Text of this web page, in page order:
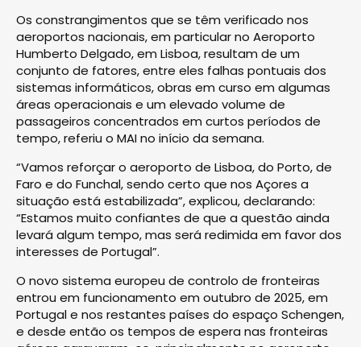
Os constrangimentos que se têm verificado nos
aeroportos nacionais, em particular no Aeroporto
Humberto Delgado, em Lisboa, resultam de um
conjunto de fatores, entre eles falhas pontuais dos
sistemas informáticos, obras em curso em algumas
áreas operacionais e um elevado volume de
passageiros concentrados em curtos períodos de
tempo, referiu o MAI no início da semana.
“Vamos reforçar o aeroporto de Lisboa, do Porto, de
Faro e do Funchal, sendo certo que nos Açores a
situação está estabilizada”, explicou, declarando:
“Estamos muito confiantes de que a questão ainda
levará algum tempo, mas será redimida em favor dos
interesses de Portugal”.
O novo sistema europeu de controlo de fronteiras
entrou em funcionamento em outubro de 2025, em
Portugal e nos restantes países do espaço Schengen,
e desde então os tempos de espera nas fronteiras